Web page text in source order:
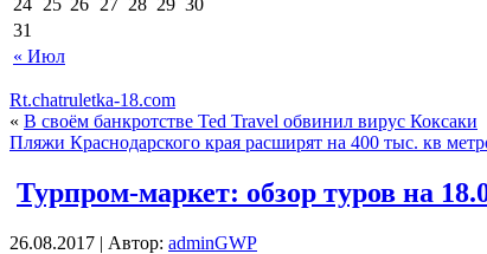
« Июл
31
Rt.chatruletka-18.com
« В своём банкротстве Ted Travel обвинил вирус Коксаки
Пляжи Краснодарского края расширят на 400 тыс. кв
Турпром-маркет: обзор туров на
26.08.2017 | Автор: adminGWP